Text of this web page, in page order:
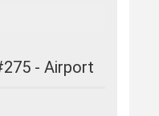
- Airport